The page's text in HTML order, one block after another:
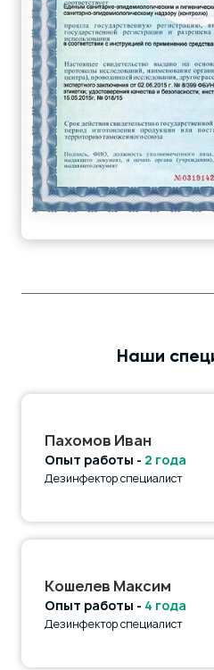
Наши
Пахомов Иван
Опыт работы - 2 года
Дезинфектор специалист
Кошелев Максим
Опыт работы - 4 года
Дезинфектор специалист